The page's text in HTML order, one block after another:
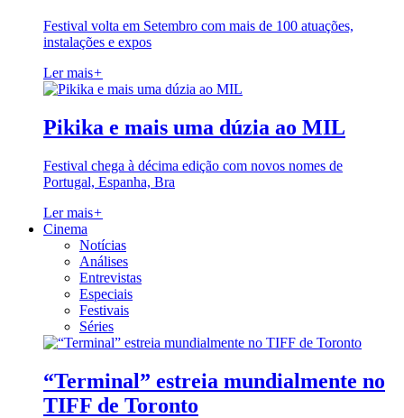
Festival volta em Setembro com mais de 100 atuações,
instalações e expos
Ler mais+
Pikika e mais uma dúzia ao MIL
Festival chega à décima edição com novos nomes de
Portugal, Espanha, Bra
Ler mais+
Cinema
Notícias
Análises
Entrevistas
Especiais
Festivais
Séries
“Terminal” estreia mundialmente no
TIFF de Toronto